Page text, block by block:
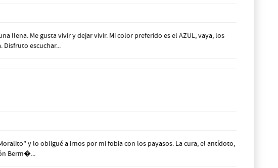
llena. Me gusta vivir y dejar vivir. Mi color preferido es el AZUL, vaya, los
Disfruto escuchar...
y lo obligué a irnos por mi fobia con los payasos. La cura, el antídoto,
Berm�...